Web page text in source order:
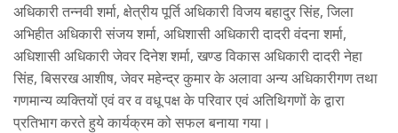
अधिकारी तन्नवी शर्मा, क्षेत्रीय पूर्ति अधिकारी विजय बहादुर सिंह, जिला
अभिहीत अधिकारी संजय शर्मा, अधिशासी अधिकारी दादरी वंदना शर्मा,
अधिशासी अधिकारी जेवर दिनेश शर्मा, खण्ड विकास अधिकारी दादरी नेहा
सिंह, बिसरख आशीष, जेवर महेन्द्र कुमार के अलावा अन्य अधिकारीगण तथा
गणमान्य व्यक्तियों एवं वर व वधू पक्ष के परिवार एवं अतिथिगणों के द्वारा
प्रतिभाग करते हुये कार्यक्रम को सफल बनाया गया।